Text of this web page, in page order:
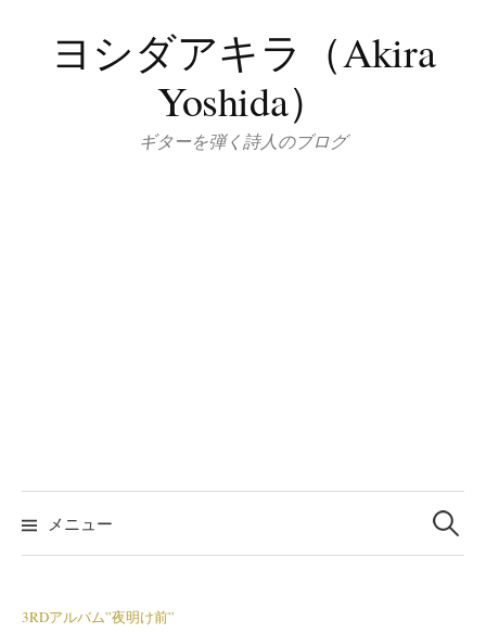
ヨシダアキラ（Akira
Yoshida）
ギターを弾く詩人のブログ
メニュー
検
索:
3RDアルバム”夜明け前”